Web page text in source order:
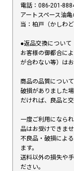
電話：086-201-
アートスペース油
当：柏戸（かしわど
●返品交換について
お客様の御都合に
が合わない等）は
商品の品質につい
破損がありました
だければ、良品と
一度ご利用になら
品はお受けできませ
不良品・破損によ
ます。
送料以外の損失や
ださい。